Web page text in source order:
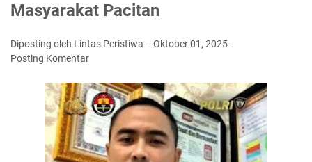
Masyarakat Pacitan
Diposting oleh Lintas Peristiwa
Oktober 01, 2025
Posting Komentar